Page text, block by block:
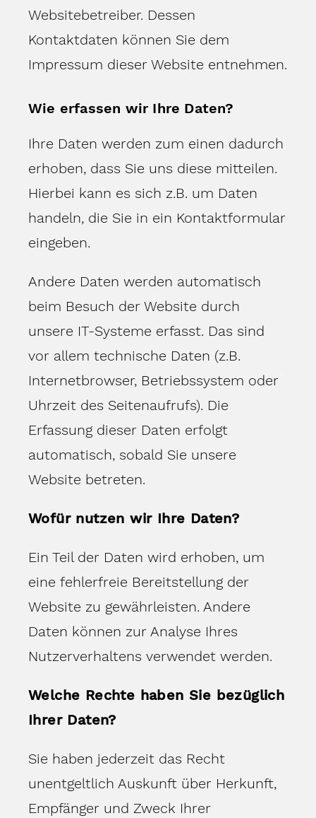
Websitebetreiber. Dessen
Kontaktdaten können Sie dem
Impressum dieser Website entnehmen.
Wie erfassen wir Ihre Daten?
Ihre Daten werden zum einen dadurch
erhoben, dass Sie uns diese mitteilen.
Hierbei kann es sich z.B. um Daten
handeln, die Sie in ein Kontaktformular
eingeben.
Andere Daten werden automatisch
beim Besuch der Website durch
unsere IT-Systeme erfasst. Das sind
vor allem technische Daten (z.B.
Internetbrowser, Betriebssystem oder
Uhrzeit des Seitenaufrufs). Die
Erfassung dieser Daten erfolgt
automatisch, sobald Sie unsere
Website betreten.
Wofür nutzen wir Ihre Daten?
Ein Teil der Daten wird erhoben, um
eine fehlerfreie Bereitstellung der
Website zu gewährleisten. Andere
Daten können zur Analyse Ihres
Nutzerverhaltens verwendet werden.
Welche Rechte haben Sie bezüglich
Ihrer Daten?
Sie haben jederzeit das Recht
unentgeltlich Auskunft über Herkunft,
Empfänger und Zweck Ihrer